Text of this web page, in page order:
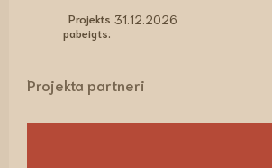
Projekts
pabeigts:
31.12.2026
Projekta partneri